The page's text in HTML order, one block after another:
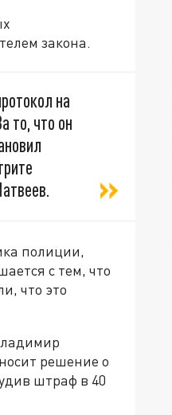
закона.
на
то, что он
.
полиции,
с тем, что
что это
решение о
штраф в 40